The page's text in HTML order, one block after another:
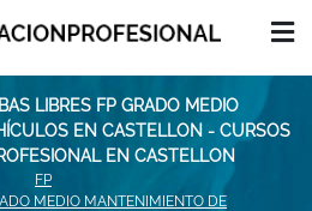
LIBRES FP GRADO MEDIO
EN CASTELLON - CURSOS
EN CASTELLON
FP
MEDIO MANTENIMIENTO DE